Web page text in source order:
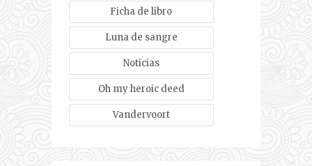
Ficha de libro
Luna de sangre
Noticias
Oh my heroic deed
Vandervoort